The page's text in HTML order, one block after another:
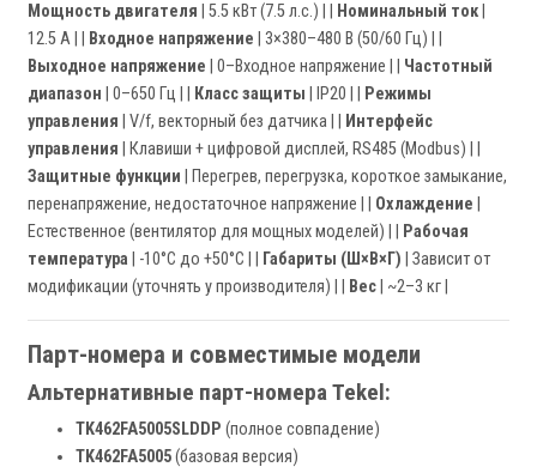
Мощность двигателя | 5.5 кВт (7.5 л.с.) | | Номинальный ток
12.5 А | |
Входное напряжение | 3×380–480 В (50/60 Гц) | |
Выходное напряжение | 0–Входное напряжение | | Частотный
диапазон | 0–650 Гц | | Класс защиты | IP20 | |
Режимы
управления | V/f, векторный без датчика | |
Интерфейс
управления | Клавиши + цифровой дисплей, RS485 (Modbus) | |
Защитные функции | Перегрев, перегрузка, короткое замыкание,
перенапряжение, недостаточное напряжение | | Охлаждение
Естественное (вентилятор для мощных моделей) | |
Рабочая
температура | -10°C до +50°C | | Габариты (Ш×В×Г) | Зависит от
модификации (уточнять у производителя) | |
Вес | ~2–3 кг |
Парт-номера и совместимые модели
Альтернативные парт-номера Tekel:
TK462FA5005SLDDP (полное совпадение)
TK462FA5005(базовая версия)